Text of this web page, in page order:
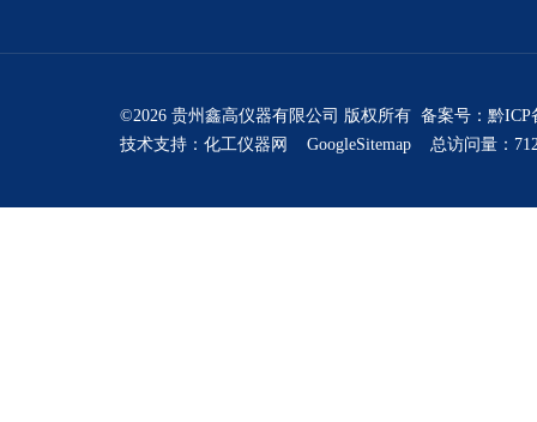
©2026 贵州鑫高仪器有限公司 版权所有 备案号： 黔ICP
技术支持： 化工仪器网 GoogleSitemap 总访问量：